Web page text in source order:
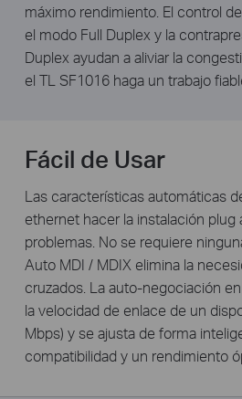
máximo rendimiento. El control
el modo Full Duplex y la
Duplex ayudan a aliviar la
el TL SF1016 haga un trabajo
Fácil de Usar
Las características automáticas
ethernet hacer la instalación plug
problemas. No se requiere
Auto MDI / MDIX elimina la
cruzados. La auto-negociación
la velocidad de enlace de un
Mbps) y se ajusta de forma
compatibilidad y un rendimiento